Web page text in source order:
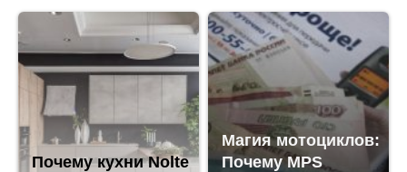
Почему кухни Nolte
Магия мотоциклов:
Почему MPS